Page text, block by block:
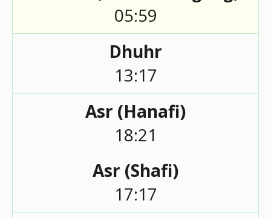
05:59
Dhuhr
13:17
Asr (Hanafi)
18:21
Asr (Shafi)
17:17